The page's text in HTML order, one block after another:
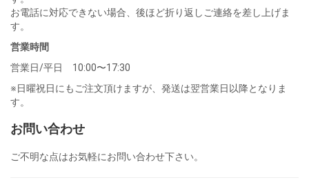
お電話に対応できない場合、後ほど折り返しご連絡を差し上げま
す。
営業時間
営業日/平日 10:00〜17:30
※日曜祝日にもご注文頂けますが、発送は翌営業日以降となりま
す。
お問い合わせ
ご不明な点はお気軽にお問い合わせ下さい。